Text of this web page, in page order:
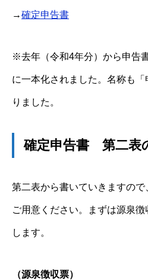
→確定申告書
※去年（令和4年分）から申告
に一本化されました。名称も
りました。
確定申告書 第二表
第二表から書いていきますの
ご用意ください。まずは源泉徴
します。
（源泉徴収票）